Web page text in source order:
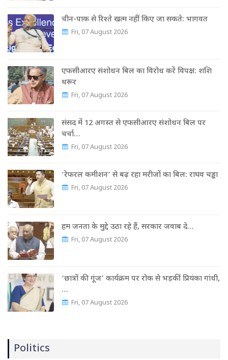
चीन-पाक से रिश्ते खत्म नहीं किए जा सकते: भागवत
Fri, 07 August 2026
एफसीआरए संशोधन बिल का विरोध करें विपक्ष: शशि
थरूर
Fri, 07 August 2026
संसद में 12 अगस्त से एफसीआरए संशोधन बिल पर
चर्चा…
Fri, 07 August 2026
‘रेफरल कमीशन’ से बढ़ रहा मरीजों का बिल: राघव चड्ढा
Fri, 07 August 2026
हम जनता के मुद्दे उठा रहे हैं, सरकार जवाब दे…
Fri, 07 August 2026
‘छात्रों की गूंज’ कार्यक्रम पर रोक से भड़कीं प्रियंका गांधी,
…
Fri, 07 August 2026
Politics